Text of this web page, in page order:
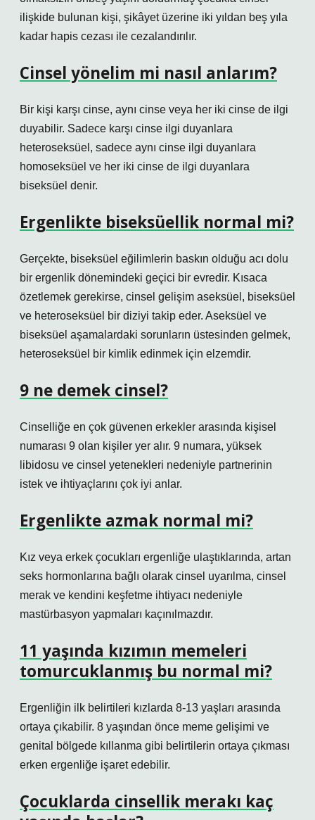
ilişkide bulunan kişi, şikâyet üzerine iki yıldan beş yıla
kadar hapis cezası ile cezalandırılır.
Cinsel yönelim mi nasıl anlarım?
Bir kişi karşı cinse, aynı cinse veya her iki cinse de ilgi
duyabilir. Sadece karşı cinse ilgi duyanlara
heteroseksüel, sadece aynı cinse ilgi duyanlara
homoseksüel ve her iki cinse de ilgi duyanlara
biseksüel denir.
Ergenlikte biseksüellik normal mi?
Gerçekte, biseksüel eğilimlerin baskın olduğu acı dolu
bir ergenlik dönemindeki geçici bir evredir. Kısaca
özetlemek gerekirse, cinsel gelişim aseksüel, biseksüel
ve heteroseksüel bir diziyi takip eder. Aseksüel ve
biseksüel aşamalardaki sorunların üstesinden gelmek,
heteroseksüel bir kimlik edinmek için elzemdir.
9 ne demek cinsel?
Cinselliğe en çok güvenen erkekler arasında kişisel
numarası 9 olan kişiler yer alır. 9 numara, yüksek
libidosu ve cinsel yetenekleri nedeniyle partnerinin
istek ve ihtiyaçlarını çok iyi anlar.
Ergenlikte azmak normal mi?
Kız veya erkek çocukları ergenliğe ulaştıklarında, artan
seks hormonlarına bağlı olarak cinsel uyarılma, cinsel
merak ve kendini keşfetme ihtiyacı nedeniyle
mastürbasyon yapmaları kaçınılmazdır.
11 yaşında kızımın memeleri
tomurcuklanmış bu normal mi?
Ergenliğin ilk belirtileri kızlarda 8-13 yaşları arasında
ortaya çıkabilir. 8 yaşından önce meme gelişimi ve
genital bölgede kıllanma gibi belirtilerin ortaya çıkması
erken ergenliğe işaret edebilir.
Çocuklarda cinsellik merakı kaç